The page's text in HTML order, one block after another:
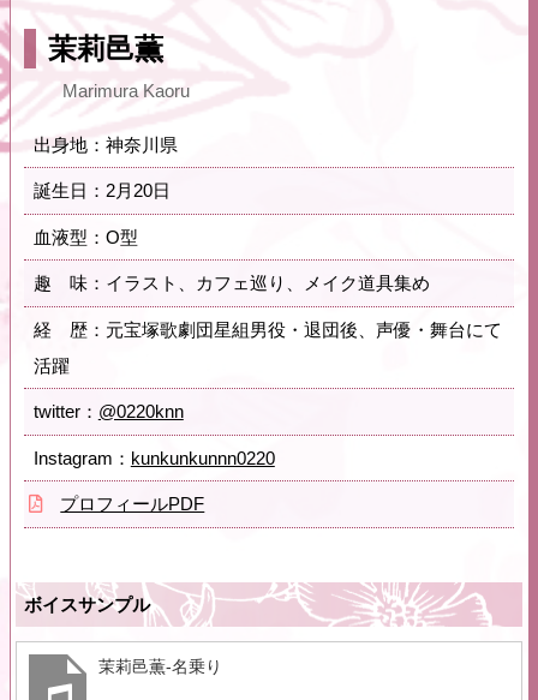
茉莉邑薫
Marimura Kaoru
出身地：神奈川県
誕生日：2月20日
血液型：O型
趣 味：イラスト、カフェ巡り、メイク道具集め
経 歴：元宝塚歌劇団星組男役・退団後、声優・舞台にて
活躍
twitter： @0220knn
Instagram： kunkunkunnn0220
プロフィールPDF
ボイスサンプル
茉莉邑薫-名乗り